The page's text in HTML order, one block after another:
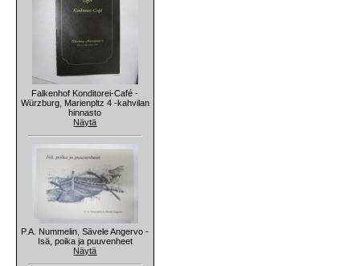
Falkenhof Konditorei-Café -
Würzburg, Marienpltz 4 -kahvilan
hinnasto
Näytä
P.A. Nummelin, Sävele Angervo -
Isä, poika ja puuvenheet
Näytä